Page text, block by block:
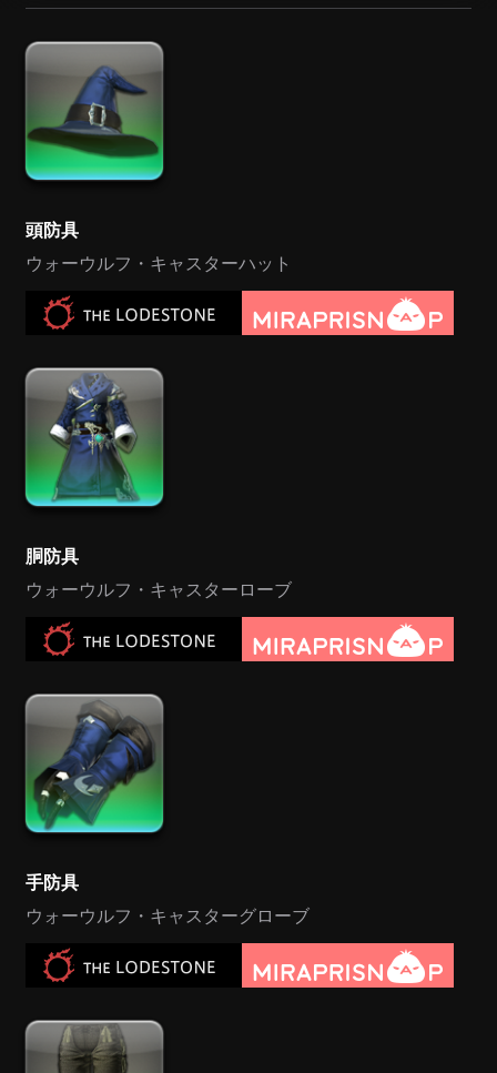
頭防具
ウォーウルフ・キャスターハット
胴防具
ウォーウルフ・キャスターローブ
手防具
ウォーウルフ・キャスターグローブ